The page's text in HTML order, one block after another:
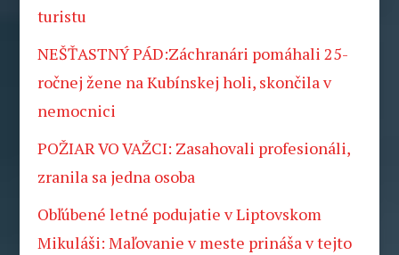
turistu
NEŠŤASTNÝ PÁD:Záchranári pomáhali 25-
ročnej žene na Kubínskej holi, skončila v
nemocnici
POŽIAR VO VAŽCI: Zasahovali profesionáli,
zranila sa jedna osoba
Obľúbené letné podujatie v Liptovskom
Mikuláši: Maľovanie v meste prináša v tejto